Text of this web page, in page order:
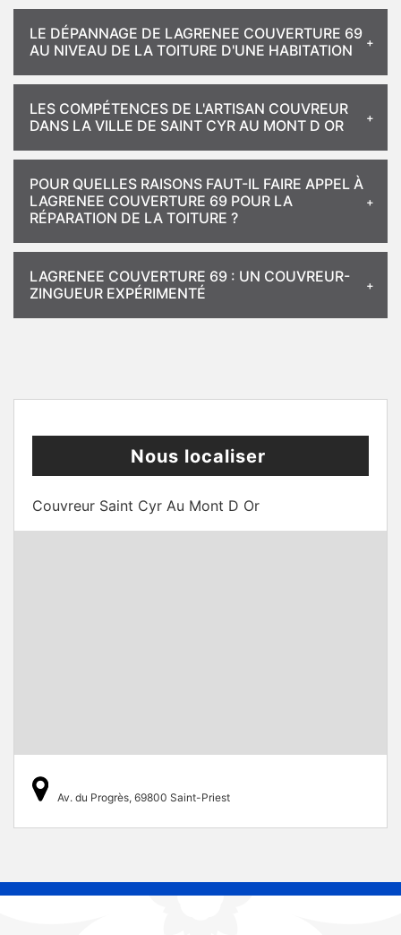
LE DÉPANNAGE DE LAGRENEE COUVERTURE 69
AU NIVEAU DE LA TOITURE D'UNE HABITATION
LES COMPÉTENCES DE L'ARTISAN COUVREUR
DANS LA VILLE DE SAINT CYR AU MONT D OR
POUR QUELLES RAISONS FAUT-IL FAIRE APPEL À
LAGRENEE COUVERTURE 69 POUR LA
RÉPARATION DE LA TOITURE ?
LAGRENEE COUVERTURE 69 : UN COUVREUR-
ZINGUEUR EXPÉRIMENTÉ
Nous localiser
Couvreur Saint Cyr Au Mont D Or
Av. du Progrès, 69800 Saint-Priest